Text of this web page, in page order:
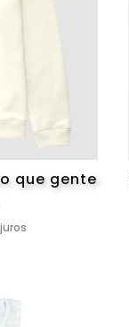
que gente